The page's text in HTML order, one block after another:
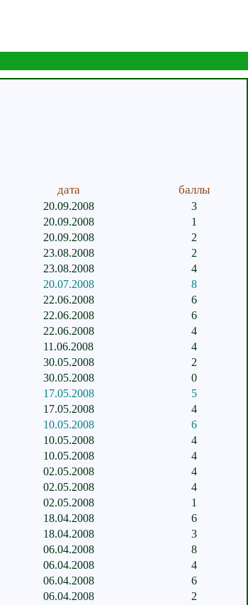
дата баллы
20.09.2008
3
20.09.2008
1
20.09.2008
2
23.08.2008
2
23.08.2008
4
20.07.2008
8
22.06.2008
6
22.06.2008
6
22.06.2008
4
11.06.2008
4
30.05.2008
2
30.05.2008
0
17.05.2008
5
17.05.2008
4
10.05.2008
6
10.05.2008
4
10.05.2008
4
02.05.2008
4
02.05.2008
4
02.05.2008
1
18.04.2008
6
18.04.2008
3
06.04.2008
8
06.04.2008
4
06.04.2008
6
06.04.2008
2